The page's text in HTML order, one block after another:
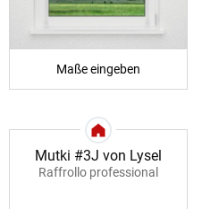
Maße eingeben
Mutki #3J von Lysel
Raffrollo professional